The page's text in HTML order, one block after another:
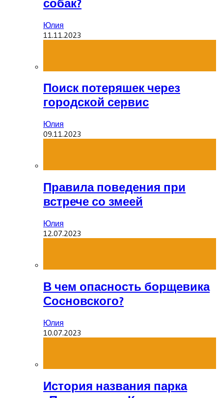
собак?
Юлия
11.11.2023
Поиск потеряшек через
городской сервис
Юлия
09.11.2023
Правила поведения при
встрече со змеей
Юлия
12.07.2023
В чем опасность борщевика
Сосновского?
Юлия
10.07.2023
История названия парка